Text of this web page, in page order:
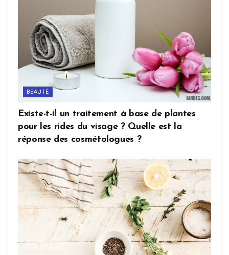
BEAUTÉ
Existe-t-il un traitement à base de plantes
pour les rides du visage ? Quelle est la
réponse des cosmétologues ?